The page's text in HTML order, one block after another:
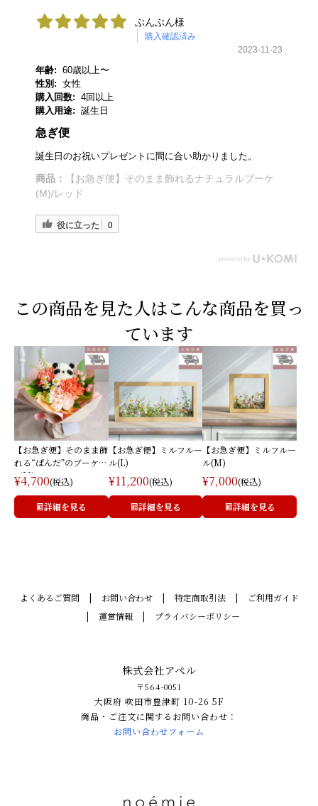
ぶんぶん様
購入確認済み
2023-11-23
年齢: 60歳以上〜
性別: 女性
購入回数: 4回以上
購入用途: 誕生日
急ぎ便
誕生日のお祝いプレゼントに間に合い助かりました。
商品：
【お急ぎ便】そのまま飾れるナチュラルブーケ
(M)/レッド
役に立った 0
この商品を見た人はこんな商品を買っ
ています
【お急ぎ便】そのまま飾
れる“ぱんだ”のブーケ
（M）
¥4,700(税込)
詳細を見る
【お急ぎ便】ミルフルー
ル(L)
¥11,200(税込)
詳細を見る
【お急ぎ便】ミルフルー
ル(M)
¥7,000(税込)
詳細を見る
よくあるご質問 お問い合わせ 特定商取引法
ご利用ガイド
運営情報
プライバシーポリシー
株式会社アペル
〒564-0051
大阪府 吹田市豊津町 10-26 5F
商品・ご注文に関するお問い合わせ：
お問い合わせフォーム